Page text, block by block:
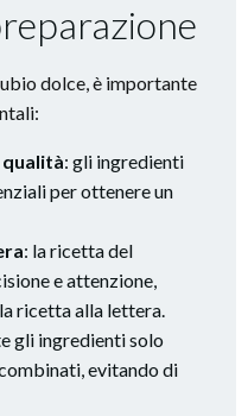
dolce, è importante
: gli ingredienti
per ottenere un
: la ricetta del
e attenzione,
ricetta alla lettera.
gli ingredienti solo
evitando di